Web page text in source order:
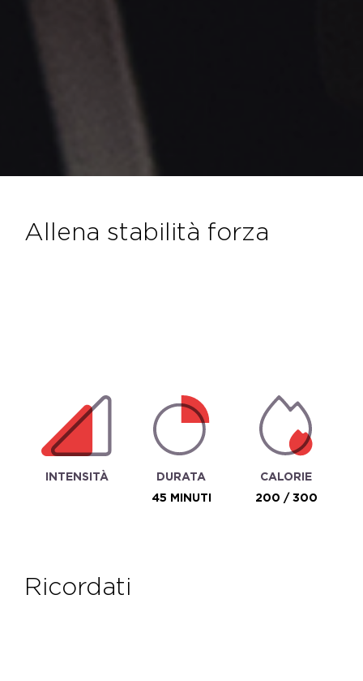
allena stabilità forza
INTENSITÀ
DURATA
45 MINUTI
CALORIE
200 / 300
ricordati